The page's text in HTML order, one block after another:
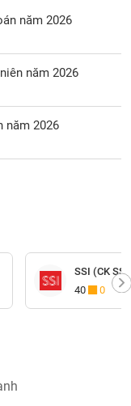
năm 2026
năm 2026
năm 2026
SSI (CK
40
0